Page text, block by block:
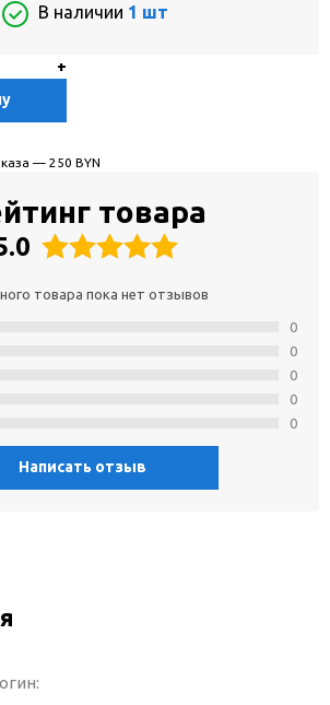
В наличии 1 шт
+
— 250 BYN
товара
товара пока нет отзывов
0
0
0
0
0
Написать отзыв